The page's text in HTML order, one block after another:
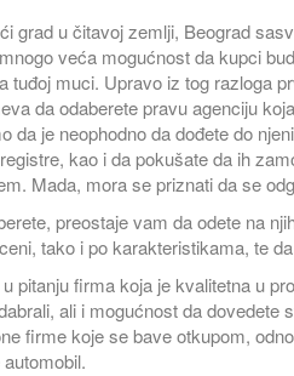
grad u čitavoj zemlji, Beograd
veća mogućnost da kupci
tuđoj muci. Upravo iz tog razloga
da odaberete pravu agenciju
da je neophodno da dođete do
kao i da pokušate da ih
Mada, mora se priznati da se
preostaje vam da odete na
tako i po karakteristikama, te
pitanju firma koja je kvalitetna u
ali i mogućnost da dovedete
firme koje se bave otkupom,